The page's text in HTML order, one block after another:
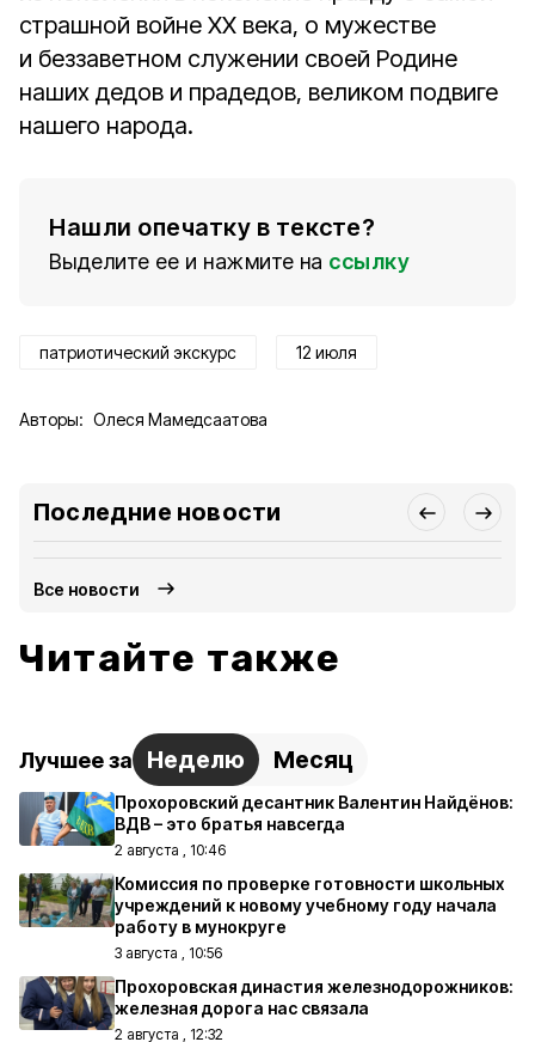
страшной войне XX века, о мужестве
и беззаветном служении своей Родине
наших дедов и прадедов, великом подвиге
нашего народа.
Нашли опечатку в тексте?
Выделите ее и нажмите на ссылку
патриотический экскурс 12 июля
Авторы: Олеся Мамедсаатова
Последние новости
Все новости
Читайте также
Лучшее за Неделю Месяц
Прохоровский десантник Валентин Найдёнов:
ВДВ – это братья навсегда
2 августа , 10:46
Комиссия по проверке готовности школьных
учреждений к новому учебному году начала
работу в мунокруге
3 августа , 10:56
Прохоровская династия железнодорожников:
железная дорога нас связала
2 августа , 12:32